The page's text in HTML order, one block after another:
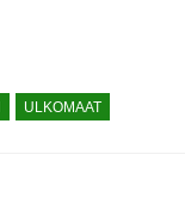
ULKOMAAT